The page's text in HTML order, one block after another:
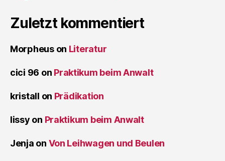
Zuletzt kommentiert
Morpheuson Literatur
cici 96 on Praktikum beim Anwalt
kristall on Prädikation
lissy on Praktikum beim Anwalt
Jenja on Von Leihwagen und Beulen